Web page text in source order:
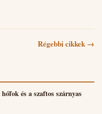
Régebbi cikkek →
és a szaftos szárnyas